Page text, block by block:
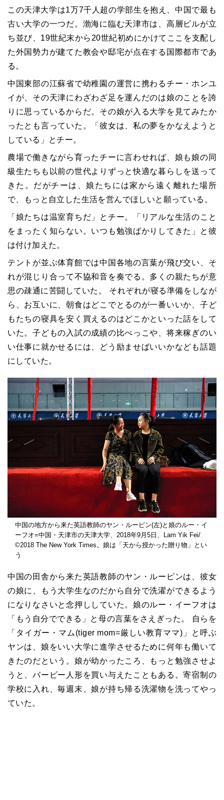
この天津大学は1万7千人超の学部生を抱え、中国で最も
古い大学の一つだ。渤海に臨む天津市は、高層ビルが立
ち並び、19世紀末から20世紀初めにかけてここを支配し
た外国勢力が建てた教会や邸宅が点在する国際都市であ
る。
中国東部の江蘇省で幼稚園の運営に携わるチー・ホンユ
イが、その天津にわざわざ足を運んだのは娘のことを誇
りに思っているからだ。その娘が入る大学を見てみたか
ったとも言っていた。「彼女は、私の夢をかなえようと
している」とチー。
農場で働きながら育ったチーに言わせれば、娘も娘の同
級生たちも以前の世代よりずっと快適な暮らしを送って
きた。だがチーは、娘たちには家から遠く離れた場所
で、もっと自立した生活を営んでほしいと願っている。
「娘たちは温室育ちだ」とチー。「リアルな生活のこと
をまったく知らない。いつも勉強ばかりしてきた」と彼
は付け加えた。
テントが並ぶ体育館では中国各地の言葉が飛び交い、そ
れが混じり合って不協和音を奏でる。多くの親たちが意
思の疎通に苦闘していた。 それぞれが寝る準備をしなが
ら、お互いに、朝食はどこでとるのが一番いいか、子ど
もたちの寝具を安く買えるのはどこかといった話をして
いた。子どもの入試の成績の比べっこや、将来稼ぎのい
い仕事に就かせるには、どう励ませばいいかなども話題
にしていた。
中国の地方から来た英語教師のヤン・ルーピン(左)と娘のルー・イ
ーフオ=中国・天津市の天津大学、2018年9月5日、Lam Yik Fei/
©2018 The New York Times。娘は「天から授かった贈り物」とい
う
中国の田舎から来た英語教師のヤン・ルーピンは、彼女
の娘に、もう大学生なのだから自分で洗濯ができるよう
になりなさいと念押ししていた。娘のルー・イーフオは
「もう自分でできる」と母の言葉をさえぎった。 自らを
「タイガー・マム(tiger mom=厳しい教育ママ)」と呼ぶ
ヤンは、娘をいい大学に進学させるために何年も働いて
きたのだという。娘が幼かったころ、もっと勉強させよ
うと、バービー人形を買い与えたこともある。寄宿制の
学校に入れ、毎週末、娘が持ち帰る洗濯物を洗ってやっ
ていた。